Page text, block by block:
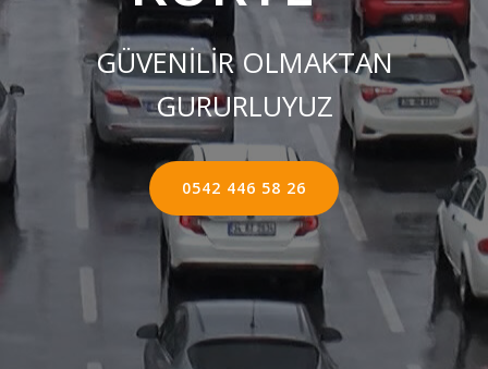
GÜVENİLİR OLMAKTAN
GURURLUYUZ
0542 446 58 26